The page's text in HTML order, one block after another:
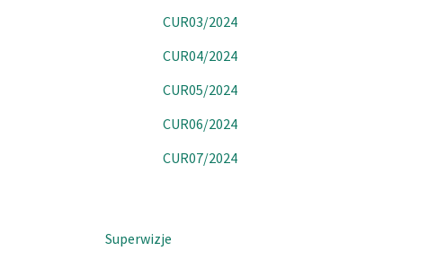
CUR03/2024
CUR04/2024
CUR05/2024
CUR06/2024
CUR07/2024
Superwizje